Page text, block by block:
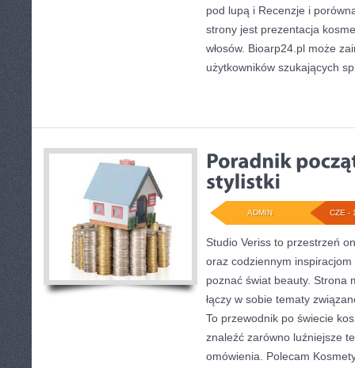
pod lupą i Recenzje i
strony jest prezentacja
włosów. Bioarp24.pl może
użytkowników szukających
CZE -
ADMIN
Studio Veriss to przestrzeń
oraz codziennym
poznać świat beauty. Strona
łączy w sobie tematy
To przewodnik po świecie
znaleźć zarówno luźniejsze
omówienia. Polecam